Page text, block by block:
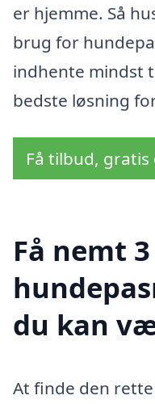
er hjemme. Så
brug for
indhente mindst
bedste løsning
Få tilbud,
Få nemt
du kan
At finde den